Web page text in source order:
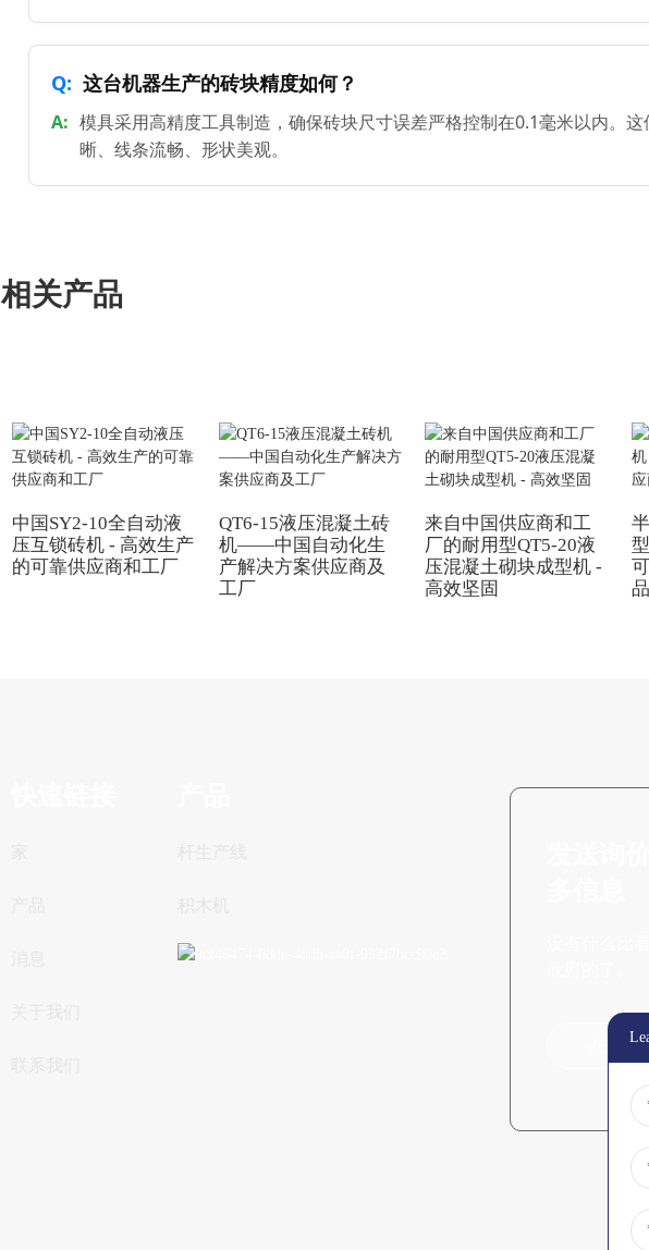
这台机器生产的砖块精度如何？
模具采用高精度工具制造，确保砖块尺寸误差严格控制在0.1毫米以内。
晰、线条流畅、形状美观。
相关产品
中国SY2-10全自动液
压互锁砖机 - 高效生产
的可靠供应商和工厂
QT6-15液压混凝土砖
机——中国自动化生
产解决方案供应商及
工厂
来自中国供应商和工
厂的耐用型QT5-20液
压混凝土砌块成型机 -
高效坚固
点击咨